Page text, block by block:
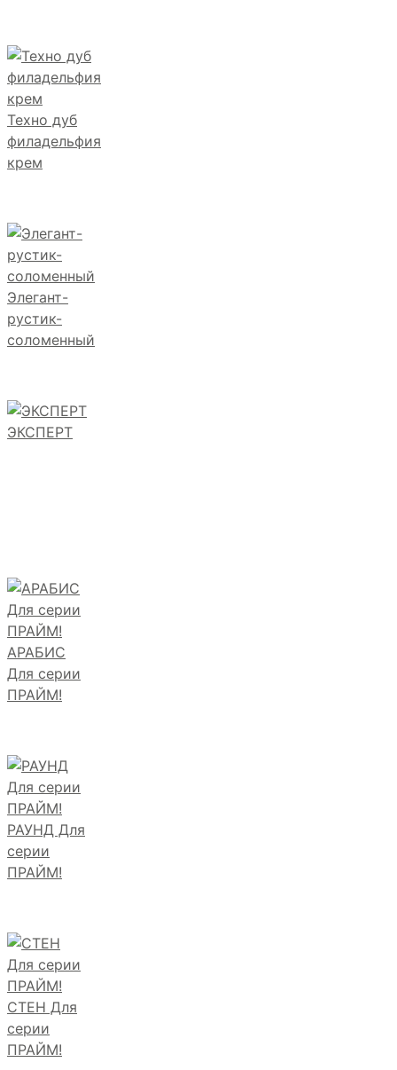
Техно дуб
филадельфия
крем
Элегант-
рустик-
соломенный
ЭКСПЕРТ
АРАБИС
Для серии
ПРАЙМ!
РАУНД Для
серии
ПРАЙМ!
СТЕН Для
серии
ПРАЙМ!